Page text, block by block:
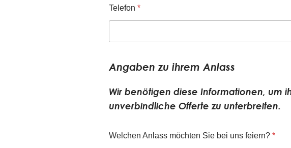
Telefon *
Angaben zu ihrem Anlass
Wir benötigen diese Informationen, um
unverbindliche Offerte zu unterbreiten.
Welchen Anlass möchten Sie bei uns feiern? *